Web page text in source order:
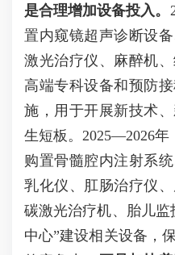
是合理增加设备投入。
置内窥镜超声诊断设
激光治疗仪、麻醉机
高端专科设备和预防
施，用于开展新技术
生短板。2025—2026年
购置骨髓腔内注射系
乳化仪、肛肠治疗仪
碳激光治疗机、胎儿
中心”建设相关设备，